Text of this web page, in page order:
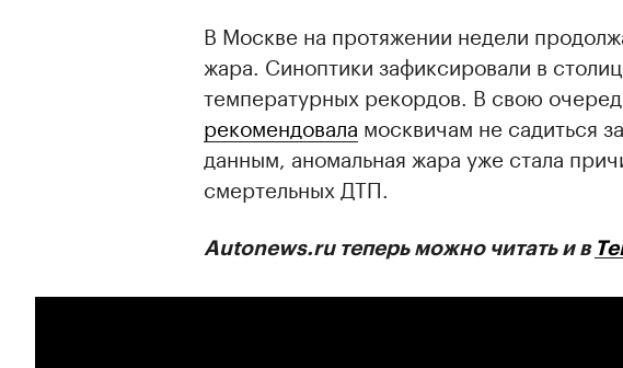
В Москве на протяжении недели
жара. Синоптики зафиксировали в
температурных рекордов. В свою
рекомендовала москвичам не садиться
данным, аномальная жара уже стала
смертельных ДТП.
Autonews.ru теперь можно читать и в